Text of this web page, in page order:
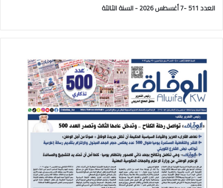
العدد 511 -7 أغسطس 2026 - السنة الثالثة